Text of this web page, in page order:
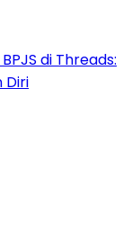
di Threads:
Diri